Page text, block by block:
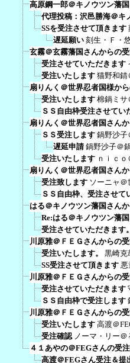
高原鋼一郎＠キノウツン藩
代理投稿：沢邑勝海＠キ
SSを受注させて頂きます
遅延願い 刻生・Ｆ・
玄霧＠玄霧藩国さんからの
受注させていただきます
受注いたします 猫野和錆
扇りんく＠世界忍者国様から
受注いたします 棉鍋ミサ
ＳＳ自由枠受注させてい
扇りんく＠世界忍者国さん
ＳＳ受注します 鍋野沙子
遅延申請 鍋野沙子＠
受注いたします ｎｉｃ
扇りんく＠世界忍者国さん
受注致します ソーニャ＠
ＳＳ自由枠、受注させて
はる＠キノウツン藩国さん
Re:はる＠キノウツン藩
受注させていただきます。
川原雅＠ＦＥＧさんからの受
受注いたします。
黒崎克
SS受注させて頂きます
川原雅＠ＦＥＧさんからの受
受注させていただきます
ＳＳ自由枠で受注します
川原雅＠ＦＥＧさんからの受
受注いたします 高渡＠
受注確認 ノーマ・リー
４１あやの＠FEGさんの受
高渡＠FEGさん受注＆提